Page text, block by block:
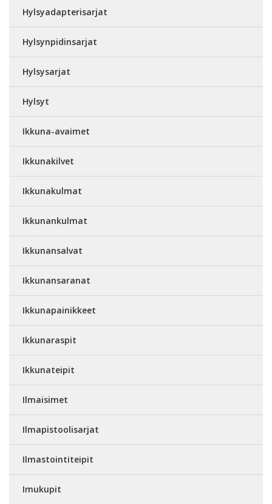
Hylsyadapterisarjat
Hylsynpidinsarjat
Hylsysarjat
Hylsyt
Ikkuna-avaimet
Ikkunakilvet
Ikkunakulmat
Ikkunankulmat
Ikkunansalvat
Ikkunansaranat
Ikkunapainikkeet
Ikkunaraspit
Ikkunateipit
Ilmaisimet
Ilmapistoolisarjat
Ilmastointiteipit
Imukupit